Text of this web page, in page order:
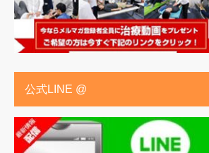
公式LINE @